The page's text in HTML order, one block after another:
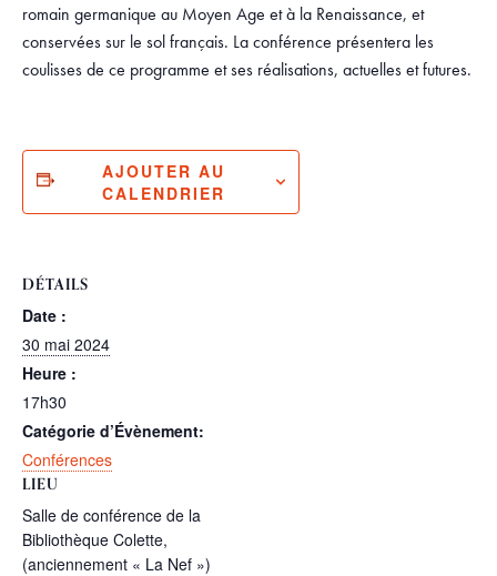
romain germanique au Moyen Age et à la Renaissance, et
conservées sur le sol français. La conférence présentera les
coulisses de ce programme et ses réalisations, actuelles et futures.
AJOUTER AU
CALENDRIER
DÉTAILS
Date :
30 mai 2024
Heure :
17h30
Catégorie d’Évènement:
Conférences
LIEU
Salle de conférence de la
Bibliothèque Colette,
(anciennement « La Nef »)